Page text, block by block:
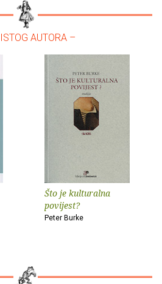
AUTORA –
Što je kulturalna
povijest?
Peter Burke